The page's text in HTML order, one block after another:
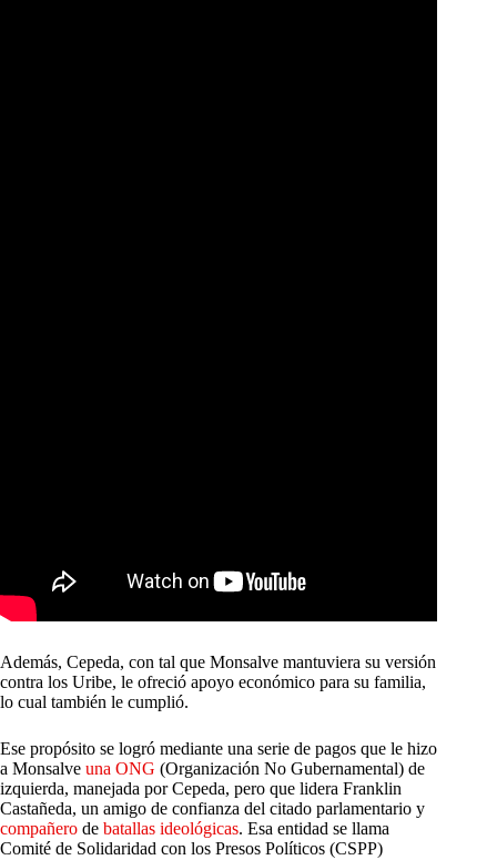
Además, Cepeda, con tal que Monsalve mantuviera su versión
contra los Uribe, le ofreció apoyo económico para su familia,
lo cual también le cumplió.
Ese propósito se logró mediante una serie de pagos que le hizo
a Monsalve una ONG (Organización No Gubernamental) de
izquierda, manejada por Cepeda, pero que lidera Franklin
Castañeda, un amigo de confianza del citado parlamentario y
compañero de batallas ideológicas. Esa entidad se llama
Comité de Solidaridad con los Presos Políticos (CSPP)